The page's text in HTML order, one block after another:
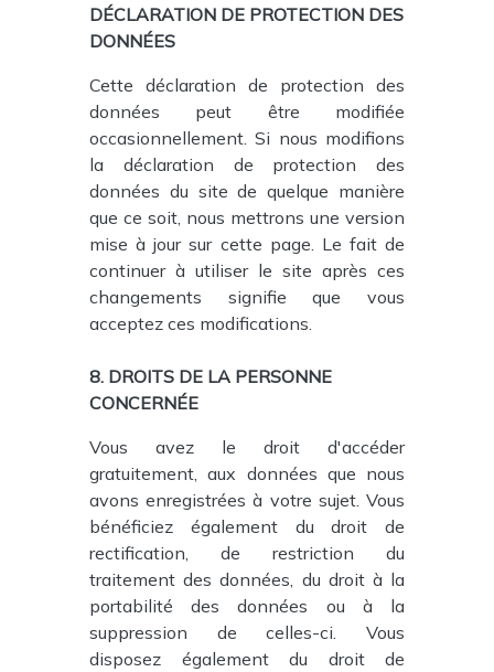
DÉCLARATION DE PROTECTION DES
DONNÉES
Cette déclaration de protection des
données peut être modifiée
occasionnellement. Si nous modifions
la déclaration de protection des
données du site de quelque manière
que ce soit, nous mettrons une version
mise à jour sur cette page. Le fait de
continuer à utiliser le site après ces
changements signifie que vous
acceptez ces modifications.
8. DROITS DE LA PERSONNE
CONCERNÉE
Vous avez le droit d'accéder
gratuitement, aux données que nous
avons enregistrées à votre sujet. Vous
bénéficiez également du droit de
rectification, de restriction du
traitement des données, du droit à la
portabilité des données ou à la
suppression de celles-ci. Vous
disposez également du droit de